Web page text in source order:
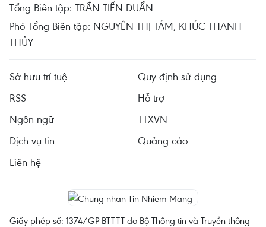
Tổng Biên tập: TRẦN TIẾN DUẨN
Phó Tổng Biên tập: NGUYỄN THỊ TÁM, KHÚC THANH
THỦY
Sở hữu trí tuệ
Quy định sử dụng
RSS
Hỗ trợ
Ngôn ngữ
TTXVN
Dịch vụ tin
Quảng cáo
Liên hệ
Giấy phép số: 1374/GP-BTTTT do Bộ Thông tin và Truyền thông